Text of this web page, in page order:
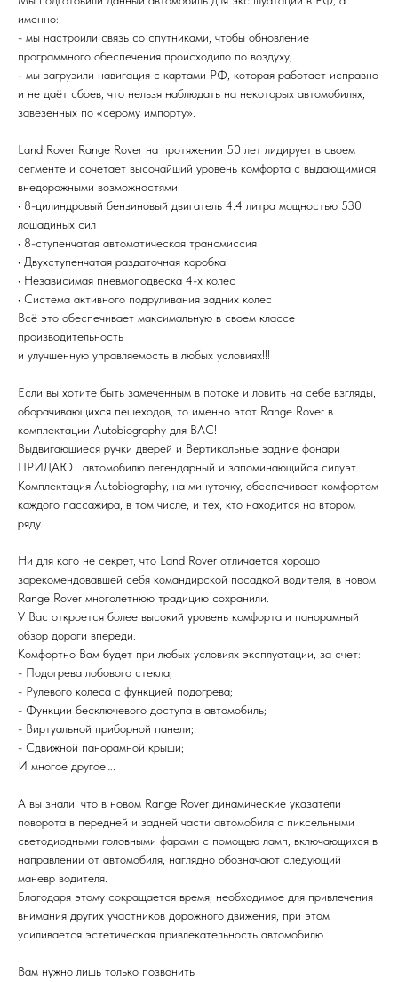
именно:
- мы настроили связь со спутниками, чтобы обновление
программного обеспечения происходило по воздуху;
- мы загрузили навигация с картами РФ, которая работает исправно
и не даёт сбоев, что нельзя наблюдать на некоторых автомобилях,
завезенных по «серому импорту».
Land Rover Range Rover на протяжении 50 лет лидирует в своем
сегменте и сочетает высочайший уровень комфорта с выдающимися
внедорожными возможностями.
• 8-цилиндровый бензиновый двигатель 4.4 литра мощностью 530
лошадиных сил
• 8-ступенчатая автоматическая трансмиссия
• Двухступенчатая раздаточная коробка
• Независимая пневмоподвеска 4-х колес
• Система активного подруливания задних колес
Всё это обеспечивает максимальную в своем классе
производительность
и улучшенную управляемость в любых условиях!!!
Если вы хотите быть замеченным в потоке и ловить на себе взгляды,
оборачивающихся пешеходов, то именно этот Range Rover в
комплектации Autobiography для ВАС!
Выдвигающиеся ручки дверей и Вертикальные задние фонари
ПРИДАЮТ автомобилю легендарный и запоминающийся силуэт.
Комплектация Autobiography, на минуточку, обеспечивает комфортом
каждого пассажира, в том числе, и тех, кто находится на втором
ряду.
Ни для кого не секрет, что Land Rover отличается хорошо
зарекомендовавшей себя командирской посадкой водителя, в новом
Range Rover многолетнюю традицию сохранили.
У Вас откроется более высокий уровень комфорта и панорамный
обзор дороги впереди.
Комфортно Вам будет при любых условиях эксплуатации, за счет:
- Подогрева лобового стекла;
- Рулевого колеса с функцией подогрева;
- Функции бесключевого доступа в автомобиль;
- Виртуальной приборной панели;
- Сдвижной панорамной крыши;
И многое другое….
А вы знали, что в новом Range Rover динамические указатели
поворота в передней и задней части автомобиля с пиксельными
светодиодными головными фарами с помощью ламп, включающихся в
направлении от автомобиля, наглядно обозначают следующий
маневр водителя.
Благодаря этому сокращается время, необходимое для привлечения
внимания других участников дорожного движения, при этом
усиливается эстетическая привлекательность автомобилю.
Вам нужно лишь только позвонить